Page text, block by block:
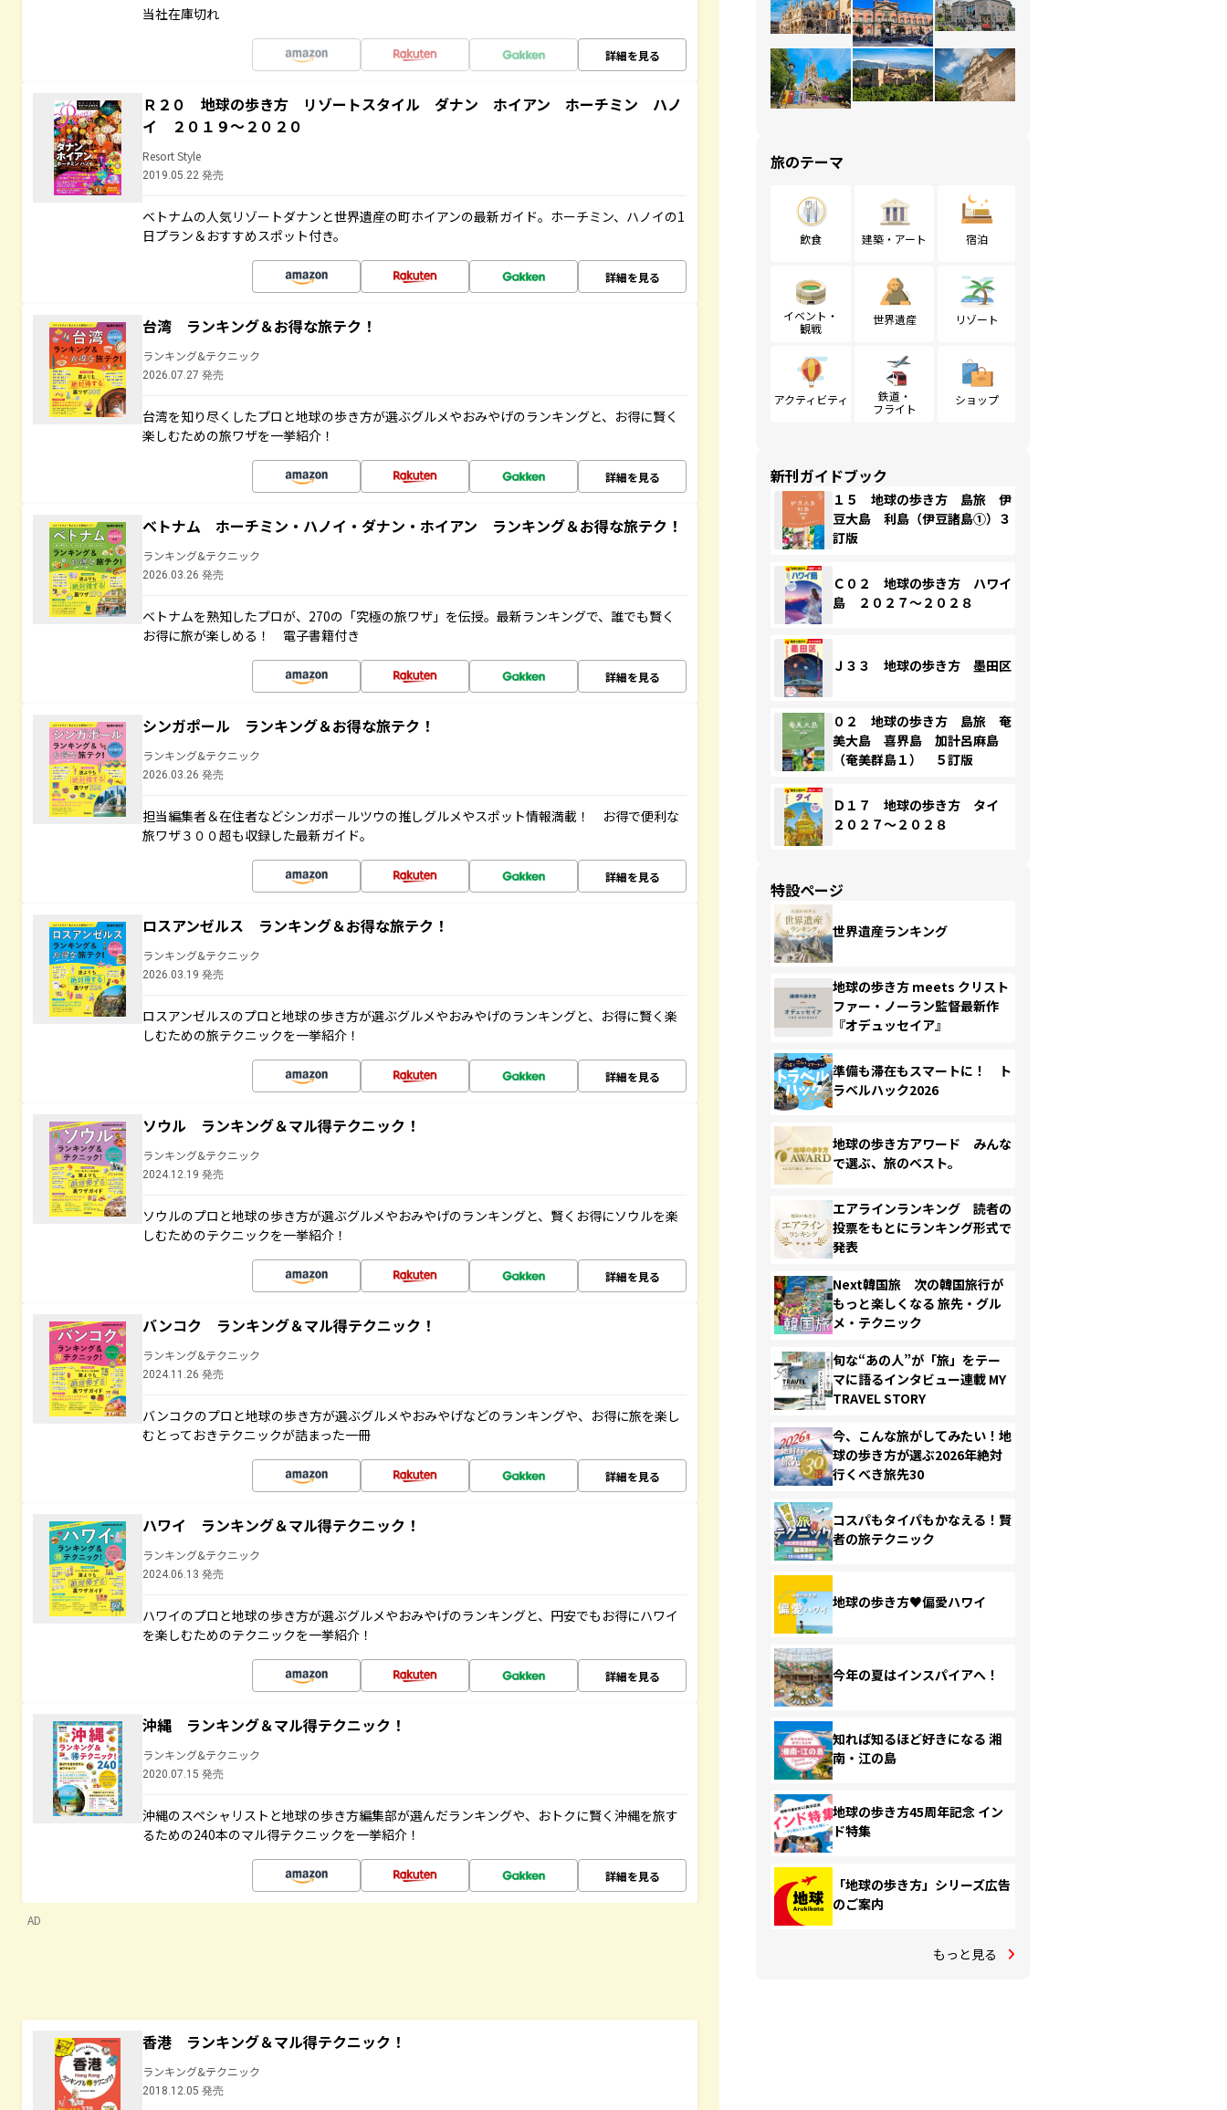
当社在庫切れ
詳細を見る
Ｒ２０ 地球の歩き方 リゾートスタイル ダナン ホイアン ホーチミン ハノ
イ ２０１９～２０２０
Resort Style
2019.05.22 発売
ベトナムの人気リゾートダナンと世界遺産の町ホイアンの最新ガイド。ホーチミン、ハノイの1
日プラン＆おすすめスポット付き。
詳細を見る
台湾 ランキング＆お得な旅テク！
ランキング&テクニック
2026.07.27 発売
台湾を知り尽くしたプロと地球の歩き方が選ぶグルメやおみやげのランキングと、お得に賢く
楽しむための旅ワザを一挙紹介！
詳細を見る
ベトナム ホーチミン・ハノイ・ダナン・ホイアン ランキング＆お得な旅テク！
ランキング&テクニック
2026.03.26 発売
ベトナムを熟知したプロが、270の「究極の旅ワザ」を伝授。最新ランキングで、誰でも賢く
お得に旅が楽しめる！ 電子書籍付き
詳細を見る
シンガポール ランキング＆お得な旅テク！
ランキング&テクニック
2026.03.26 発売
担当編集者＆在住者などシンガポールツウの推しグルメやスポット情報満載！ お得で便利な
旅ワザ３００超も収録した最新ガイド。
詳細を見る
ロスアンゼルス ランキング＆お得な旅テク！
ランキング&テクニック
2026.03.19 発売
ロスアンゼルスのプロと地球の歩き方が選ぶグルメやおみやげのランキングと、お得に賢く楽
しむための旅テクニックを一挙紹介！
詳細を見る
ソウル ランキング＆マル得テクニック！
ランキング&テクニック
2024.12.19 発売
ソウルのプロと地球の歩き方が選ぶグルメやおみやげのランキングと、賢くお得にソウルを楽
しむためのテクニックを一挙紹介！
詳細を見る
バンコク ランキング＆マル得テクニック！
ランキング&テクニック
2024.11.26 発売
バンコクのプロと地球の歩き方が選ぶグルメやおみやげなどのランキングや、お得に旅を楽し
むとっておきテクニックが詰まった一冊
詳細を見る
ハワイ ランキング＆マル得テクニック！
ランキング&テクニック
2024.06.13 発売
ハワイのプロと地球の歩き方が選ぶグルメやおみやげのランキングと、円安でもお得にハワイ
を楽しむためのテクニックを一挙紹介！
詳細を見る
沖縄 ランキング＆マル得テクニック！
ランキング&テクニック
2020.07.15 発売
沖縄のスペシャリストと地球の歩き方編集部が選んだランキングや、おトクに賢く沖縄を旅す
るための240本のマル得テクニックを一挙紹介！
詳細を見る
AD
香港 ランキング＆マル得テクニック！
ランキング&テクニック
2018.12.05 発売
旅のテーマ
飲食 建築・アート 宿泊
イベント・
観戦
世界遺産 リゾート
アクティビティ
鉄道・
フライト
ショップ
新刊ガイドブック
１５ 地球の歩き方 島旅 伊
豆大島 利島（伊豆諸島①）３
訂版
Ｃ０２ 地球の歩き方 ハワイ
島 ２０２７～２０２８
Ｊ３３ 地球の歩き方 墨田区
０２ 地球の歩き方 島旅 奄
美大島 喜界島 加計呂麻島
（奄美群島１） ５訂版
Ｄ１７ 地球の歩き方 タイ
２０２７～２０２８
特設ページ
世界遺産ランキング
地球の歩き方 meets クリスト
ファー・ノーラン監督最新作
『オデュッセイア』
準備も滞在もスマートに！ ト
ラベルハック2026
地球の歩き方アワード みんな
で選ぶ、旅のベスト。
エアラインランキング 読者の
投票をもとにランキング形式で
発表
Next韓国旅 次の韓国旅行が
もっと楽しくなる 旅先・グル
メ・テクニック
旬な“あの人”が「旅」をテー
マに語るインタビュー連載 MY
TRAVEL STORY
今、こんな旅がしてみたい！地
球の歩き方が選ぶ2026年絶対
行くべき旅先30
コスパもタイパもかなえる！賢
者の旅テクニック
地球の歩き方♥偏愛ハワイ
今年の夏はインスパイアへ！
知れば知るほど好きになる 湘
南・江の島
地球の歩き方45周年記念 イン
ド特集
「地球の歩き方」シリーズ広告
のご案内
もっと見る